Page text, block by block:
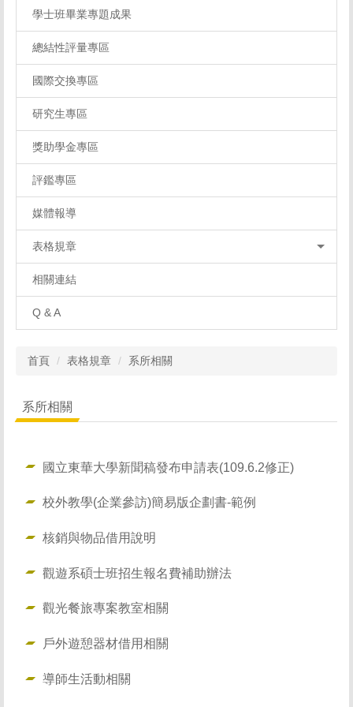
學士班畢業專題成果
總結性評量專區
國際交換專區
研究生專區
獎助學金專區
評鑑專區
媒體報導
表格規章
相關連結
Q & A
首頁 表格規章 系所相關
系所相關
國立東華大學新聞稿發布申請表(109.6.2修正)
校外教學(企業參訪)簡易版企劃書-範例
核銷與物品借用說明
觀遊系碩士班招生報名費補助辦法
觀光餐旅專案教室相關
戶外遊憩器材借用相關
導師生活動相關